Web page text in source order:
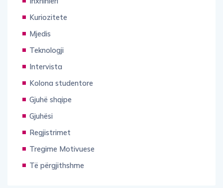
Kuriozitete
Mjedis
Teknologji
Intervista
Kolona studentore
Gjuhë shqipe
Gjuhësi
Regjistrimet
Tregime Motivuese
Të përgjithshme